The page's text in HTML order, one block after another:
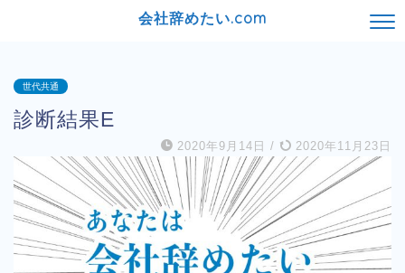
会社辞めたい.com
世代共通
診断結果E
2020年9月14日 / 2020年11月23日